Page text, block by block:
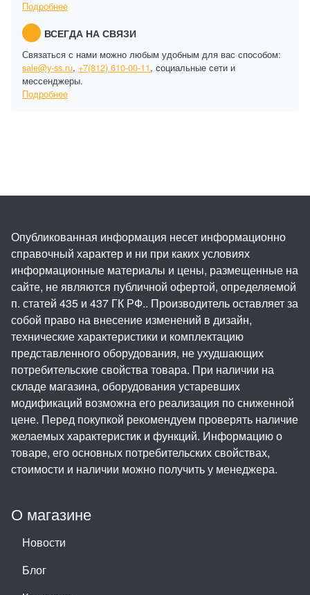
Подробнее
ВСЕГДА НА СВЯЗИ
Связаться с нами можно любым удобным для вас способом:
sale@y-ss.ru, +7(812) 610-00-11, социальные сети и
мессенджеры.
Подробнее
О магазине
Новости
Блог
Опубликованная информация несет информационно
справочный характер и ни при каких условиях
информационные материалы и цены, размещенные на
сайте, не являются публичной офертой, определяемой
п. статей 435 и 437 ГК РФ.. Производитель оставляет за
собой право на внесение изменений в дизайн,
технические характеристики и комплектацию
представленного оборудования, не ухудшающих
потребительские свойства товара. При наличии на
складе магазина, оборудования устаревших
модификаций возможна его реализация по сниженной
цене. Перед покупкой рекомендуем проверять наличие
желаемых характеристик и функций. Информацию о
товаре, его основных потребительских свойствах,
стоимости и наличии можно получить у менеджера.